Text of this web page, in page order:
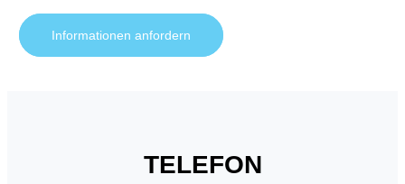
Informationen anfordern
TELEFON